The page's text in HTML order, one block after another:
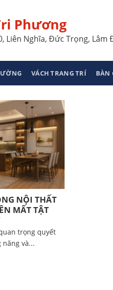
Phương
Liên Nghĩa, Đức Trọng, Lâm
VÁCH TRANG TRÍ BÀN
NỘI THẤT
MẤT TẬT
trọng quyết
và...